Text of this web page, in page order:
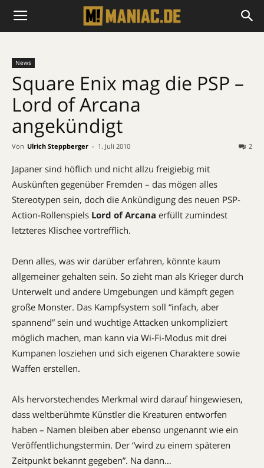
News
Square Enix mag die PSP –
Lord of Arcana
angekündigt
Von Ulrich Steppberger - 1. Juli 2010 2
Japaner sind höflich und nicht allzu freigiebig mit
Auskünften gegenüber Fremden – das mögen alles
Stereotypen sein, doch die Ankündigung des neuen PSP-
Action-Rollenspiels Lord of Arcana erfüllt zumindest
letzteres Klischee vortrefflich.
Denn alles, was wir darüber erfahren, könnte kaum
allgemeiner gehalten sein. So zieht man als Krieger durch
Unterwelt und andere Umgebungen und kämpft gegen
große Monster. Das Kampfsystem soll “infach, aber
spannend” sein und wuchtige Attacken unkompliziert
möglich machen, man kann via Wi-Fi-Modus mit drei
Kumpanen losziehen und sich eigenen Charaktere sowie
Waffen erstellen.
Als hervorstechendes Merkmal wird darauf hingewiesen,
dass weltberühmte Künstler die Kreaturen entworfen
haben – Namen bleiben aber ebenso ungenannt wie ein
Veröffentlichungstermin. Der “wird zu einem späteren
Zeitpunkt bekannt gegeben”. Na dann…